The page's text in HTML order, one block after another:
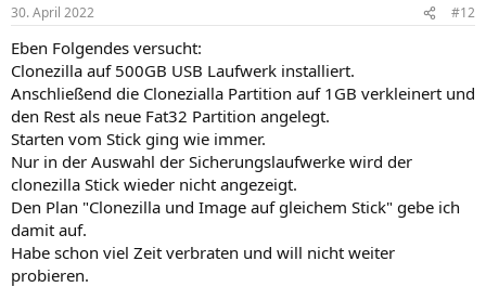
30. April 2022 #12
Eben Folgendes versucht:
Clonezilla auf 500GB USB Laufwerk installiert.
Anschließend die Clonezialla Partition auf 1GB verkleinert und
den Rest als neue Fat32 Partition angelegt.
Starten vom Stick ging wie immer.
Nur in der Auswahl der Sicherungslaufwerke wird der
clonezilla Stick wieder nicht angezeigt.
Den Plan "Clonezilla und Image auf gleichem Stick" gebe ich
damit auf.
Habe schon viel Zeit verbraten und will nicht weiter
probieren.